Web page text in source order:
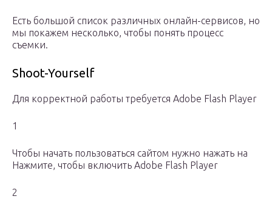
Есть большой список различных онлайн-сервисов, но
мы покажем несколько, чтобы понять процесс
съемки.
Shoot-Yourself
Для корректной работы требуется Adobe Flash Player
1
Чтобы начать пользоваться сайтом нужно нажать на
Нажмите, чтобы включить Adobe Flash Player
2